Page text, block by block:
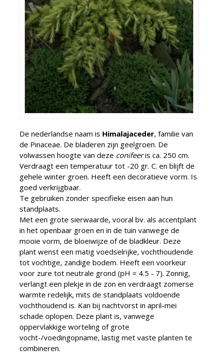
De nederlandse naam is Himalajaceder, familie van
de Pinaceae. De bladeren zijn geelgroen. De
volwassen hoogte van deze conifeeris ca. 250 cm.
Verdraagt een temperatuur tot -20 gr. C. en blijft de
gehele winter groen. Heeft een decoratieve vorm. Is
goed verkrijgbaar.
Te gebruiken zonder specifieke eisen aan hun
standplaats.
Met een grote sierwaarde, vooral bv. als accentplant
in het openbaar groen en in de tuin vanwege de
mooie vorm, de bloeiwijze of de bladkleur. Deze
plant wenst een matig voedselrijke, vochthoudende
tot vochtige, zandige bodem. Heeft een voorkeur
voor zure tot neutrale grond (pH = 4.5 - 7). Zonnig,
verlangt een plekje in de zon en verdraagt zomerse
warmte redelijk, mits de standplaats voldoende
vochthoudend is. Kan bij nachtvorst in april-mei
schade oplopen. Deze plant is, vanwege
oppervlakkige worteling of grote
vocht-/voedingopname, lastig met vaste planten te
combineren.